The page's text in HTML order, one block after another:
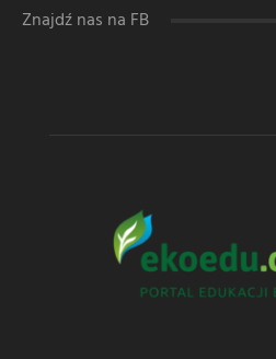
Znajdź nas na FB